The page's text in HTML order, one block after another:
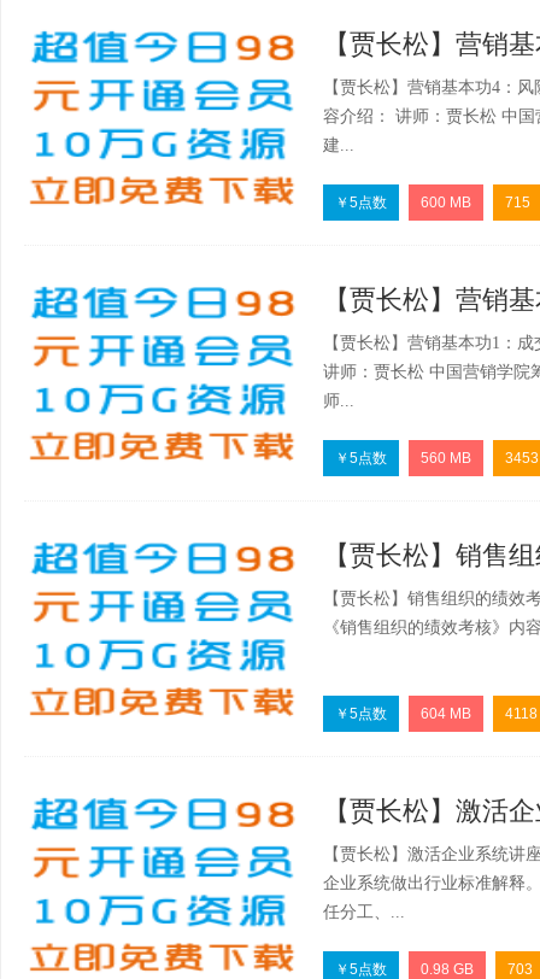
【贾长松】营销
【贾长松】营销基本功4：
容介绍： 讲师：贾长松 中
建...
￥5点数 600 MB 715
【贾长松】营销
【贾长松】营销基本功1：
讲师：贾长松 中国营销学院
师...
￥5点数 560 MB 3453
【贾长松】销售
【贾长松】销售组织的绩效
《销售组织的绩效考核》内
￥5点数 604 MB 4118
【贾长松】激活
【贾长松】激活企业系统讲
企业系统做出行业标准解释
任分工、...
￥5点数 0.98 GB 703